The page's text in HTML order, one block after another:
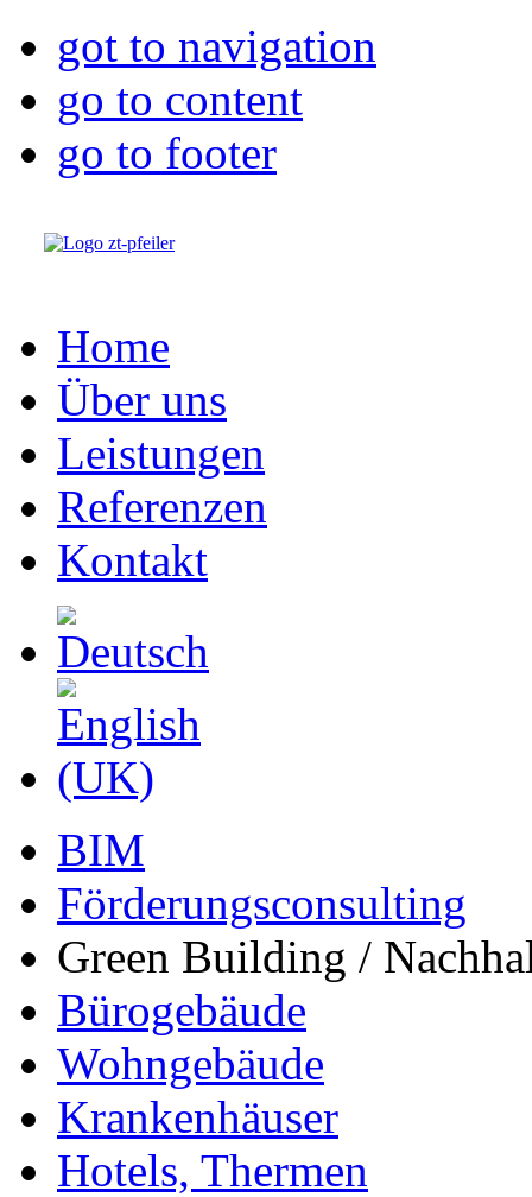
got to navigation
go to content
go to footer
Home
Über uns
Leistungen
Referenzen
Kontakt
BIM
Förderungsconsulting
Green Building /
Bürogebäude
Wohngebäude
Krankenhäuser
Hotels, Thermen